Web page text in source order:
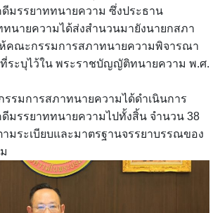
มรรยาททนายความ ซึ่งประธาน
ทนายความได้ส่งสำนวนมายังนายกสภา
คณะกรรมการสภาทนายความพิจารณา
ระบุไว้ใน พระราชบัญญัติทนายความ พ.ศ.
รมการสภาทนายความได้ดำเนินการ
มรรยาททนายความไปทั้งสิ้น จำนวน 38
ามระเบียบและมาตรฐานจรรยาบรรณของ